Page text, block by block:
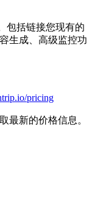
包括链接您现有的
生成、高级监控功
pricing
最新的价格信息。